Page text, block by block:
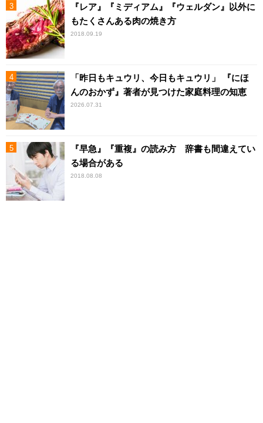
『レア』『ミディアム』『ウェルダン』以外に
もたくさんある肉の焼き方
2018.09.19
「昨日もキュウリ、今日もキュウリ」 『にほ
んのおかず』著者が見つけた家庭料理の知恵
2026.07.31
『早急』『重複』の読み方 辞書も間違えてい
る場合がある
2018.08.08